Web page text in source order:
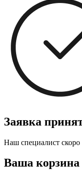
Заявка
Наш специалист скоро
Ваша корзина